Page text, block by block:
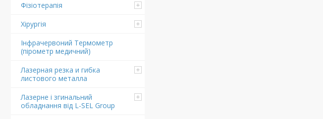
Фізіотерапія
Хірургія
Інфрачервоний Термометр
(пірометр медичний)
Лазерная резка и гибка
листового металла
Лазерне і згинальний
обладнання від L-SEL Group